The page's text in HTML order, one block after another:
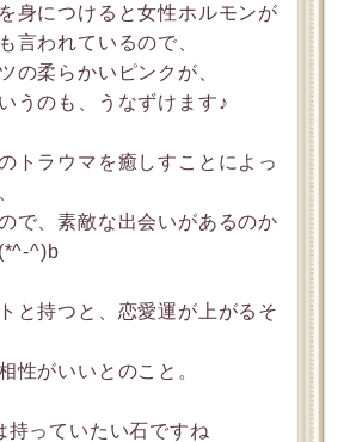
身につけると女性ホルモンが
言われているので、
の柔らかいピンクが、
うのも、うなずけます♪
トラウマを癒しすことによっ
で、素敵な出会いがあるのか
^)b
と持つと、恋愛運が上がるそ
性がいいとのこと。
持っていたい石ですね